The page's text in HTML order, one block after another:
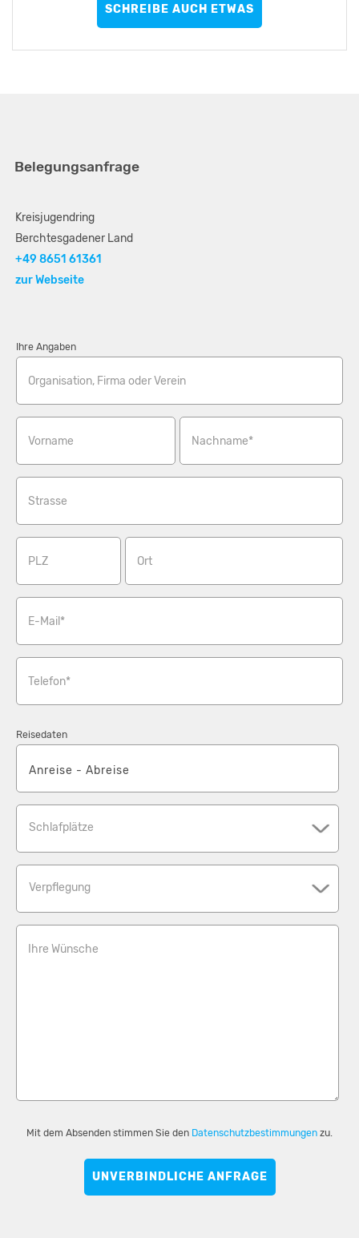
SCHREIBE AUCH ETWAS
Belegungsanfrage
Kreisjugendring
Berchtesgadener Land
+49 8651 61361
zur Webseite
Ihre Angaben
Organisation, Firma oder Verein
Vorname Nachname*
Strasse
PLZ Ort
E-Mail*
Telefon*
Reisedaten
Schlafplätze
Verpflegung
Ihre Wünsche
Mit dem Absenden stimmen Sie den Datenschutzbestimmungen zu.
UNVERBINDLICHE ANFRAGE